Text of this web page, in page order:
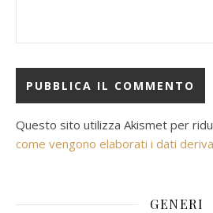
Questo sito utilizza Akismet per
come vengono elaborati i dati
GENERI